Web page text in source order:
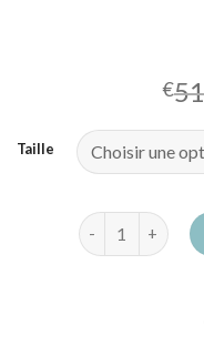
€
Taille
quantité de